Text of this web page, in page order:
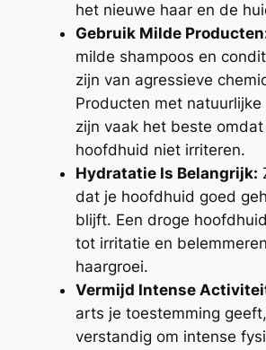
het nieuwe haar en de
Gebruik Milde
milde shampoos en
zijn van agressieve
Producten met
zijn vaak het beste
hoofdhuid niet irriteren.
Hydratatie Is Belangrijk:
dat je hoofdhuid goed
blijft. Een droge
tot irritatie en
haargroei.
Vermijd Intense
arts je toestemming
verstandig om intense